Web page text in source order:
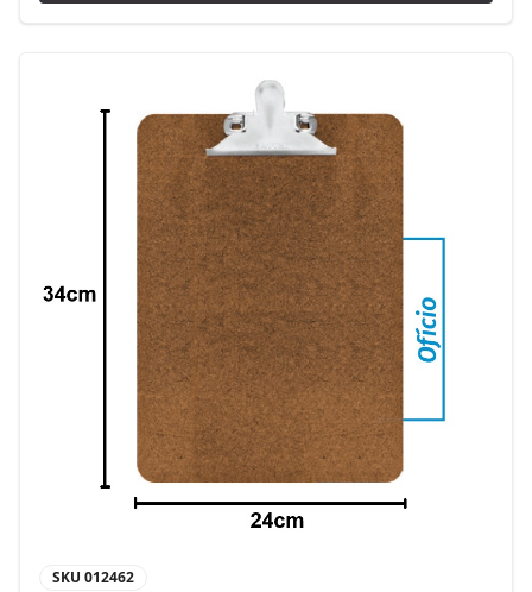
SKU 012462